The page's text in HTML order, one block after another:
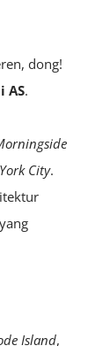
dong!
AS.
City.
Island,